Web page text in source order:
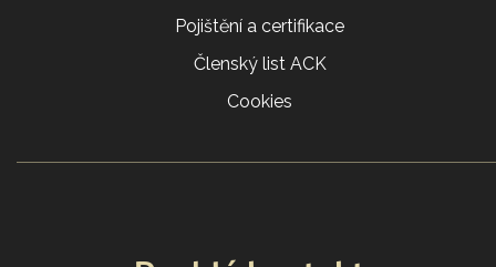
Pojištění a certifikace
Členský list ACK
Cookies